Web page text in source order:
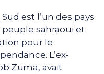
est l’un des pays
sahraoui et
pour le
L’ex-
Zuma, avait